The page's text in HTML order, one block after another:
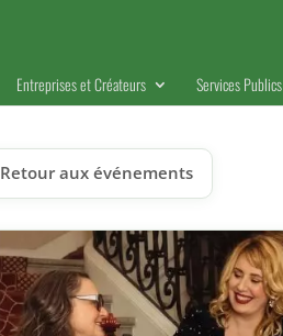
Entreprises et Créateurs Services Publics
Retour aux événements